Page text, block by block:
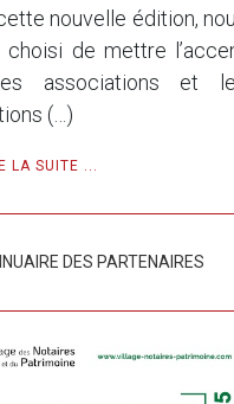
nouvelle édition,
choisi de mettre
associations et
(…)
LA SUITE ...
DES PARTENAIRES